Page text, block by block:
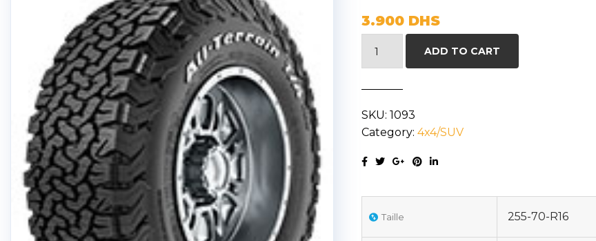
3.900 DHS
T/A
KO2
255/70R16
ADD TO CART
SKU: 1093
Category: 4x4/SUV
Taille 255-70-R16